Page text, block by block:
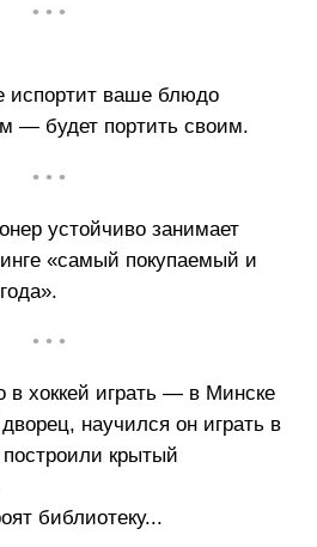
• • •
ваше блюдо
— будет портить своим.
• • •
устойчиво занимает
«самый покупаемый и
• • •
в хоккей играть — в Минске
научился он играть в
крытый
библиотеку...